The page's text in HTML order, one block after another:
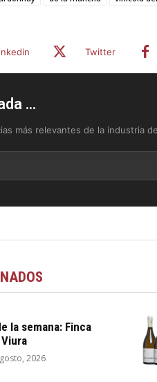
Twitter
...
más relevantes de la industria
la semana: Finca
2026